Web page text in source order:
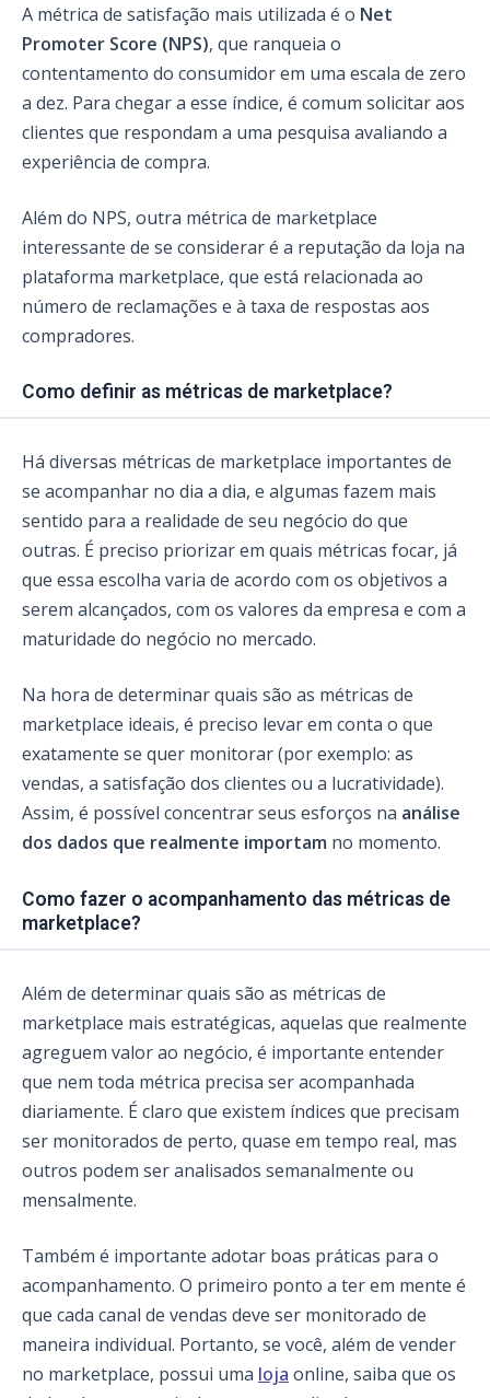
A métrica de satisfação mais utilizada é o Net
Promoter Score (NPS), que ranqueia o
contentamento do consumidor em uma escala de zero
a dez. Para chegar a esse índice, é comum solicitar aos
clientes que respondam a uma pesquisa avaliando a
experiência de compra.
Além do NPS, outra métrica de marketplace
interessante de se considerar é a reputação da loja na
plataforma marketplace, que está relacionada ao
número de reclamações e à taxa de respostas aos
compradores.
Como definir as métricas de marketplace?
Há diversas métricas de marketplace importantes de
se acompanhar no dia a dia, e algumas fazem mais
sentido para a realidade de seu negócio do que
outras. É preciso priorizar em quais métricas focar, já
que essa escolha varia de acordo com os objetivos a
serem alcançados, com os valores da empresa e com a
maturidade do negócio no mercado.
Na hora de determinar quais são as métricas de
marketplace ideais, é preciso levar em conta o que
exatamente se quer monitorar (por exemplo: as
vendas, a satisfação dos clientes ou a lucratividade).
Assim, é possível concentrar seus esforços na análise
dos dados que realmente importam no momento.
Como fazer o acompanhamento das métricas de
marketplace?
Além de determinar quais são as métricas de
marketplace mais estratégicas, aquelas que realmente
agreguem valor ao negócio, é importante entender
que nem toda métrica precisa ser acompanhada
diariamente. É claro que existem índices que precisam
ser monitorados de perto, quase em tempo real, mas
outros podem ser analisados semanalmente ou
mensalmente.
Também é importante adotar boas práticas para o
acompanhamento. O primeiro ponto a ter em mente é
que cada canal de vendas deve ser monitorado de
maneira individual. Portanto, se você, além de vender
no marketplace, possui uma loja online, saiba que os